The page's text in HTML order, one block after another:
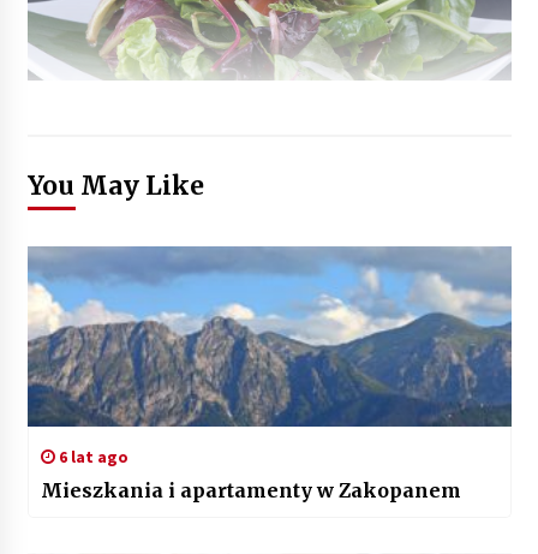
You May Like
6 lat ago
Mieszkania i apartamenty w Zakopanem